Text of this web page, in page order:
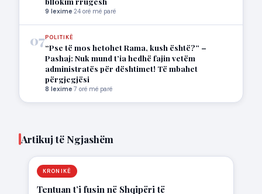
9 lexime·24 orë më parë
07POLITIKË
“Pse të mos hetohet Rama, kush është?” –
Pashaj: Nuk mund t’ia hedhë fajin vetëm
administratës për dështimet! Të mbahet
përgjegjësi
8 lexime·7 orë më parë
Artikuj të Ngjashëm
KRONIKË
Tentuan t’i fusin në Shqipëri të